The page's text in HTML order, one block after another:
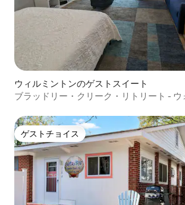
ウィルミントンのゲストスイート
ブラッドリー・クリーク・リトリート -
ゲストチョイス
ゲストチョイス